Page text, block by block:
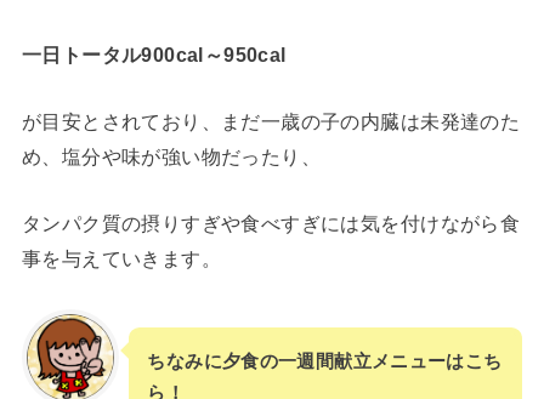
一日トータル900cal～950cal
が目安とされており、まだ一歳の子の内臓は未発達のた
め、塩分や味が強い物だったり、
タンパク質の摂りすぎや食べすぎには気を付けながら食
事を与えていきます。
ちなみに夕食の一週間献立メニューはこち
ら！